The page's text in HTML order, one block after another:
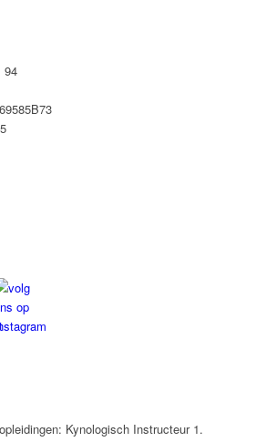
94
Kynologisch Instructeur 1.